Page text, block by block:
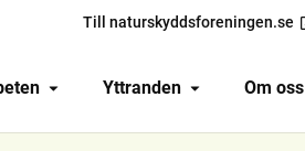
Till naturskyddsforeningen.se
Yttranden Om oss